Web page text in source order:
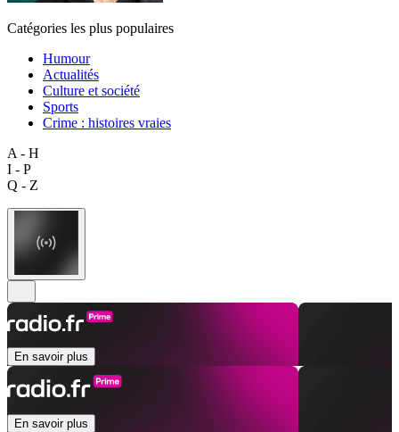
Catégories les plus populaires
Humour
Actualités
Culture et société
Sports
Crime : histoires vraies
A - H
I - P
Q - Z
En savoir plus
En savoir plus